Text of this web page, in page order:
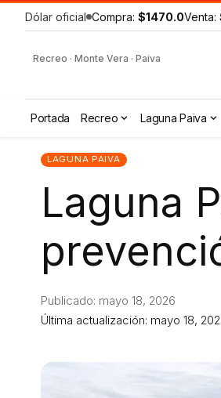
Dólar oficial Compra: $1470.0Venta:
Recreo · Monte Vera · Paiva
Portada Recreo Laguna Paiva
LAGUNA PAIVA
Laguna
Última actualización: mayo 18,
Publicado: mayo 18, 2026